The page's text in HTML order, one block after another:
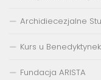
Archidiecezjalne
Kurs u
Fundacja ARISTA